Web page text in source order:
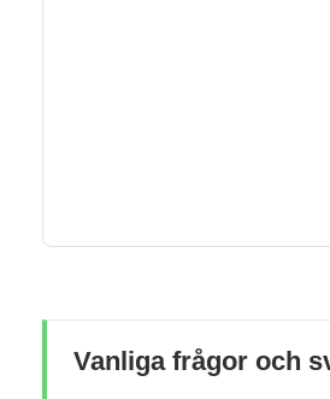
Vanliga frågor och